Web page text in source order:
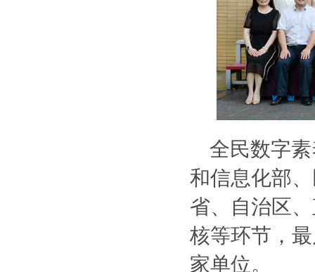
全民数字
和信息化部
省、自治区
核等环节，
家单位。